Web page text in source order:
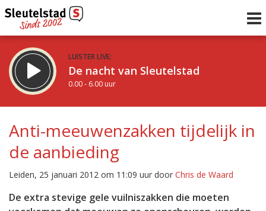
LUISTER LIVE:
De nacht van Sleutelstad
0.00 - 6.00 uur
De ochtend van Sleutelstad
6.00 - 12.00 uur
Vorig uur
uur 1 van 0
Inklappen
Anti-meeuwenzakken tijdelijk in
de aanbieding
Leiden, 25 januari 2012 om 11:09 uur door Chris de Waard
De extra stevige gele vuilniszakken die moeten